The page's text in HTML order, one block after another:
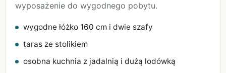
wyposażenie do wygodnego pobytu.
wygodne łóżko 160 cm i dwie szafy
taras ze stolikiem
osobna kuchnia z jadalnią i dużą lodówką